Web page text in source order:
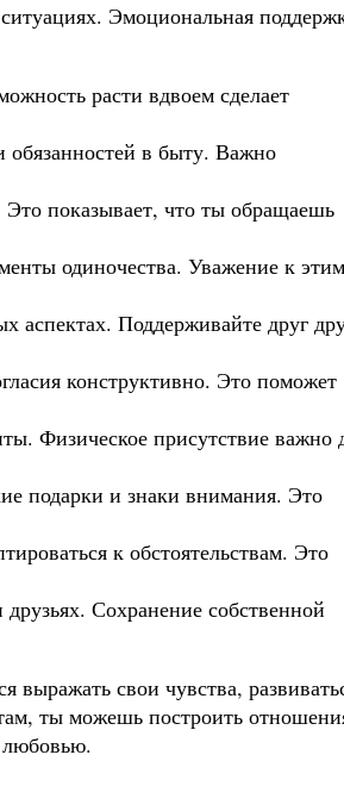
Эмоциональная
расти вдвоем сделает
обязанностей в быту. Важно
показывает, что ты обращаешь
одиночества. Уважение к этим
аспектах. Поддерживайте друг
конструктивно. Это поможет
Физическое присутствие важно
подарки и знаки внимания. Это
к обстоятельствам. Это
Сохранение собственной
свои чувства,
ты можешь построить